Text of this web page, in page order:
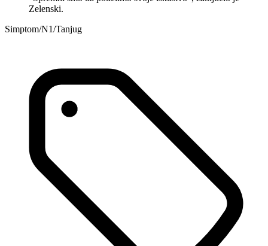
Zelenski.
Simptom/N1/Tanjug